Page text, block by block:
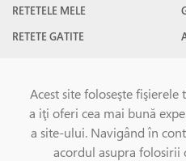
Acest site foloseşte
a iţi oferi cea mai bună
a site-ului. Navigând în
acordul asupra folosirii
RETETELE MELE
RETETE GATITE
©Gatesc.ro 2026